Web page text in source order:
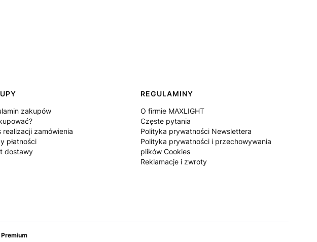
zakupów
realizacji zamówienia
płatności
dostawy
REGULAMINY
O firmie MAXLIGHT
Częste pytania
Polityka prywatności Newslettera
Polityka prywatności i przechowywania
plików Cookies
Reklamacje i zwroty